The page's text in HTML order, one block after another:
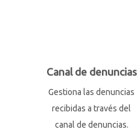
Canal de denuncias
Gestiona las denuncias
recibidas a través del
canal de denuncias.